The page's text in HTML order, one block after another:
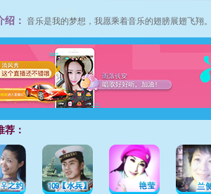
绍： 音乐是我的梦想，我愿乘着音乐的翅膀展翅飞翔
荐：